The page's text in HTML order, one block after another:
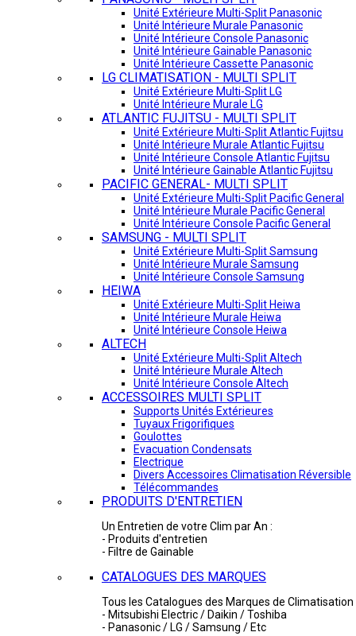
Unité Extérieure Multi-Split Panasonic
Unité Intérieure Murale Panasonic
Unité Intérieure Console Panasonic
Unité Intérieure Gainable Panasonic
Unité Intérieure Cassette Panasonic
LG CLIMATISATION - MULTI SPLIT
Unité Extérieure Multi-Split LG
Unité Intérieure Murale LG
ATLANTIC FUJITSU - MULTI SPLIT
Unité Extérieure Multi-Split Atlantic Fujitsu
Unité Intérieure Murale Atlantic Fujitsu
Unité Intérieure Console Atlantic Fujitsu
Unité Intérieure Gainable Atlantic Fujitsu
PACIFIC GENERAL- MULTI SPLIT
Unité Extérieure Multi-Split Pacific General
Unité Intérieure Murale Pacific General
Unité Intérieure Console Pacific General
SAMSUNG - MULTI SPLIT
Unité Extérieure Multi-Split Samsung
Unité Intérieure Murale Samsung
Unité Intérieure Console Samsung
HEIWA
Unité Extérieure Multi-Split Heiwa
Unité Intérieure Murale Heiwa
Unité Intérieure Console Heiwa
ALTECH
Unité Extérieure Multi-Split Altech
Unité Intérieure Murale Altech
Unité Intérieure Console Altech
ACCESSOIRES MULTI SPLIT
Supports Unités Extérieures
Tuyaux Frigorifiques
Goulottes
Evacuation Condensats
Electrique
Divers Accessoires Climatisation Réversible
Télécommandes
PRODUITS D'ENTRETIEN
Un Entretien de votre Clim par An :
- Produits d'entretien
- Filtre de Gainable
CATALOGUES DES MARQUES
Tous les Catalogues des Marques de Climatisation
- Mitsubishi Electric / Daikin / Toshiba
- Panasonic / LG / Samsung / Etc